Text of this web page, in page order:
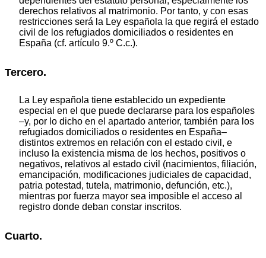
derechos relativos al matrimonio. Por tanto, y con esas
restricciones será la Ley española la que regirá el estado
civil de los refugiados domiciliados o residentes en
España (cf. artículo 9.º C.c.).
Tercero.
La Ley española tiene establecido un expediente
especial en el que puede declararse para los españoles
–y, por lo dicho en el apartado anterior, también para los
refugiados domiciliados o residentes en España–
distintos extremos en relación con el estado civil, e
incluso la existencia misma de los hechos, positivos o
negativos, relativos al estado civil (nacimientos, filiación,
emancipación, modificaciones judiciales de capacidad,
patria potestad, tutela, matrimonio, defunción, etc.),
mientras por fuerza mayor sea imposible el acceso al
registro donde deban constar inscritos.
Cuarto.